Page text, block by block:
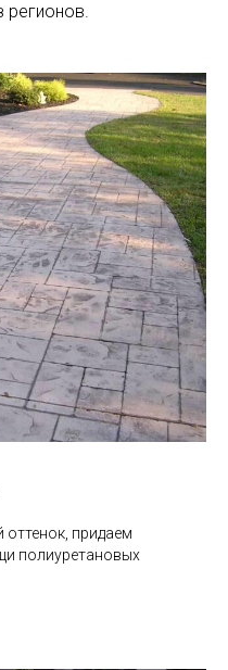
регионов.
придаем
полиуретановых